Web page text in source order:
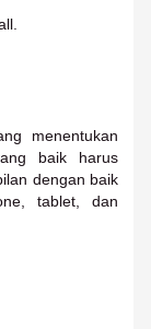
menentukan
baik harus
dengan baik
tablet, dan